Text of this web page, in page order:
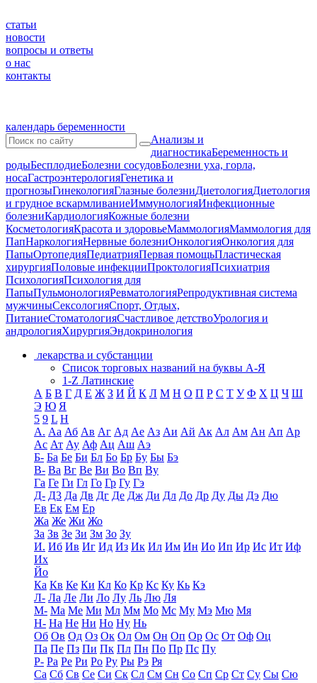
статьи
новости
вопросы и ответы
о нас
контакты
календарь беременности
Анализы и
диагностикаБеременность и
родыБесплодиеБолезни сосудовБолезни уха, горла,
носаГастроэнтерологияГенетика и
прогнозыГинекологияГлазные болезниДиетологияДиетология
и грудное вскармливаниеИммунологияИнфекционные
болезниКардиологияКожные болезни
КосметологияКрасота и здоровьеМаммологияМаммология для
ПапНаркологияНервные болезниОнкологияОнкология для
ПапыОртопедияПедиатрияПервая помощьПластическая
хирургияПоловые инфекцииПроктологияПсихиатрия
ПсихологияПсихология для
ПапыПульмонологияРевматологияРепродуктивная система
мужчиныСексологияСпорт, Отдых,
ПитаниеСтоматологияСчастливое детствоУрология и
андрологияХирургияЭндокринология
лекарства и субстанции
Список торговых названий на буквы А-Я
1-Z Латинские
А Б В Г Д Е Ж З И Й К Л М Н О П Р С Т У Ф Х Ц Ч Ш
Э Ю Я
5 9 L H
А. Аа Аб Ав Аг Ад Ае Аз Аи Ай Ак Ал Ам Ан Ап Ар
Ас Ат Ау Аф Ац Аш Аэ
Б- Ба Бе Би Бл Бо Бр Бу Бы Бэ
В- Ва Вг Ве Ви Во Вп Ву
Га Ге Ги Гл Го Гр Гу Гэ
Д- Д3 Да Дв Дг Де Дж Ди Дл До Др Ду Ды Дэ Дю
Ев Ек Ем Ер
Жа Же Жи Жо
За Зв Зе Зи Зм Зо Зу
И. Иб Ив Иг Ид Из Ик Ил Им Ин Ио Ип Ир Ис Ит Иф
Их
Йо
Ка Кв Ке Ки Кл Ко Кр Кс Ку Кь Кэ
Л- Ла Ле Ли Ло Лу Ль Лю Ля
М- Ма Ме Ми Мл Мм Мо Мс Му Мэ Мю Мя
Н- На Не Ни Но Ну Нь
Об Ов Од Оз Ок Ол Ом Он Оп Ор Ос От Оф Оц
Па Пе Пз Пи Пк Пл Пн По Пр Пс Пу
Р- Ра Ре Ри Ро Ру Ры Рэ Ря
Са Сб Св Се Си Ск Сл См Сн Со Сп Ср Ст Су Сы Сю